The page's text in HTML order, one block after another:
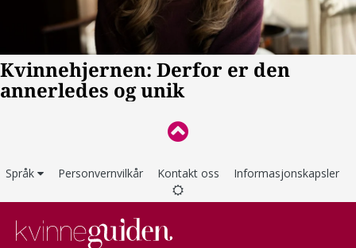
Språk Personvernvilkår Kontakt oss Informasjonskapsler